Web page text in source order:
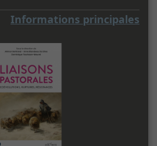
Informations principales